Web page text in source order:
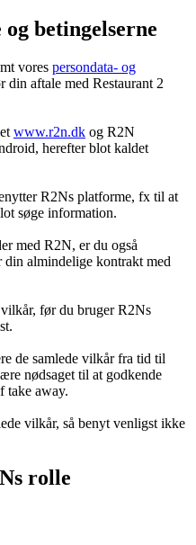
betingelserne
vores persondata- og
din aftale med Restaurant 2
www.r2n.dk og R2N
herefter blot kaldet
R2Ns platforme, fx til at
søge information.
med R2N, er du også
din almindelige kontrakt med
før du bruger R2Ns
de samlede vilkår fra tid til
nødsaget til at godkende
take away.
vilkår, så benyt venligst ikke
rolle